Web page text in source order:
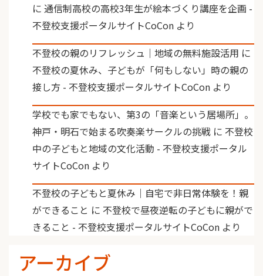
に 通信制高校の高校3年生が絵本づくり講座を企画 -
不登校支援ポータルサイトCoCon より
不登校の親のリフレッシュ｜地域の無料施設活用 に
不登校の夏休み、子どもが「何もしない」時の親の
接し方 - 不登校支援ポータルサイトCoCon より
学校でも家でもない、第3の「音楽という居場所」。
神戸・明石で始まる吹奏楽サークルの挑戦 に 不登校
中の子どもと地域の文化活動 - 不登校支援ポータル
サイトCoCon より
不登校の子どもと夏休み｜自宅で非日常体験を！親
ができること に 不登校で昼夜逆転の子どもに親がで
きること - 不登校支援ポータルサイトCoCon より
アーカイブ